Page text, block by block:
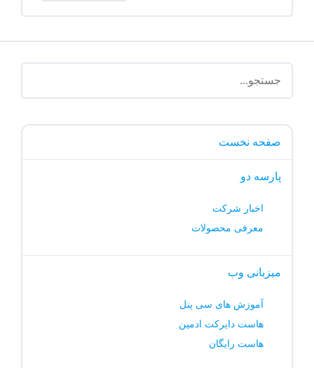
صفحه نخست
پارسه دو
اخبار شرکت
معرفی محصولات
میزبانی وب
آموزش های سی پنل
هاست دایرکت ادمین
هاست رایگان